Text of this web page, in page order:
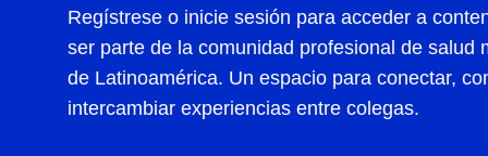
Regístrese o inicie sesión para acceder a
ser parte de la comunidad profesional de salud
de Latinoamérica. Un espacio para conectar,
intercambiar experiencias entre colegas.
Centro de Ayuda
Términos y condiciones| Políticas de privacidad